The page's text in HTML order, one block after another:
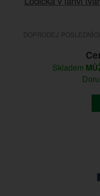
DOPRODEJ
Skladem